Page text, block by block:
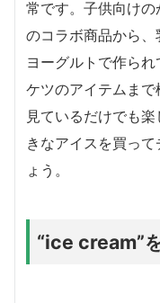
常です。子供向け
のコラボ商品から
ヨーグルトで作ら
ケツのアイテムまで
見ているだけでも
きなアイスを買っ
ょう。
“ice cream”